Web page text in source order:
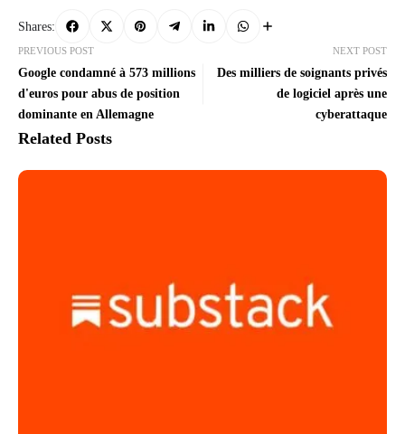
Shares:
PREVIOUS POST
Google condamné à 573 millions
d'euros pour abus de position
dominante en Allemagne
NEXT POST
Des milliers de soignants privés
de logiciel après une
cyberattaque
Related Posts